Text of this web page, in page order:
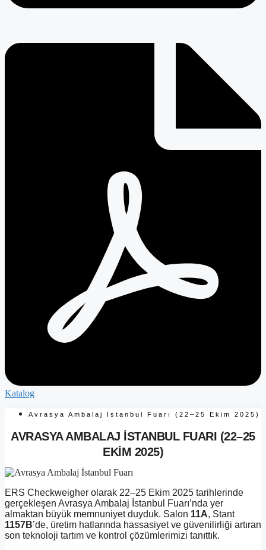
Katalog
Avrasya Ambalaj İstanbul Fuarı (22–25 Ekim 2025)
AVRASYA AMBALAJ İSTANBUL FUARI (22–25
EKIM 2025)
ERS Checkweigher olarak 22–25 Ekim 2025 tarihlerinde
gerçekleşen Avrasya Ambalaj İstanbul Fuarı’nda yer
almaktan büyük memnuniyet duyduk. Salon 11A, Stant
1157B’de, üretim hatlarında hassasiyet ve güvenilirliği artıran
son teknoloji tartım ve kontrol çözümlerimizi tanıttık.